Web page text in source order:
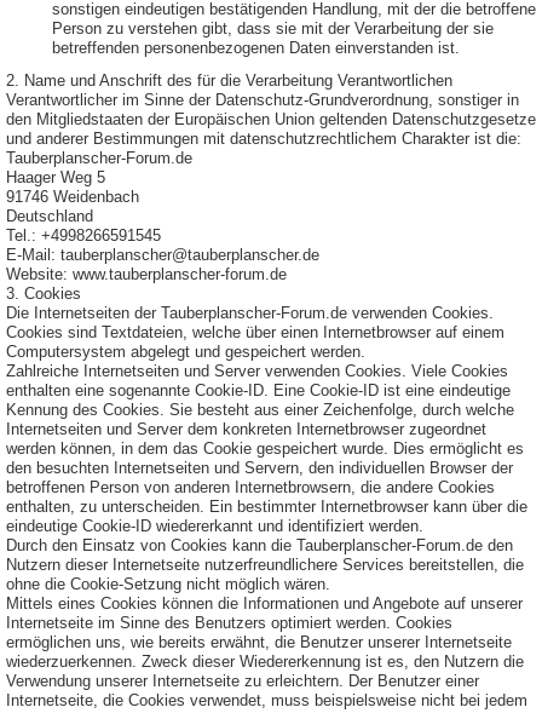
sonstigen eindeutigen bestätigenden Handlung, mit der die betroffene
Person zu verstehen gibt, dass sie mit der Verarbeitung der sie
betreffenden personenbezogenen Daten einverstanden ist.
2. Name und Anschrift des für die Verarbeitung Verantwortlichen
Verantwortlicher im Sinne der Datenschutz-Grundverordnung, sonstiger in
den Mitgliedstaaten der Europäischen Union geltenden Datenschutzgesetze
und anderer Bestimmungen mit datenschutzrechtlichem Charakter ist die:
Tauberplanscher-Forum.de
Haager Weg 5
91746 Weidenbach
Deutschland
Tel.: +4998266591545
E-Mail: tauberplanscher@tauberplanscher.de
Website: www.tauberplanscher-forum.de
3. Cookies
Die Internetseiten der Tauberplanscher-Forum.de verwenden Cookies.
Cookies sind Textdateien, welche über einen Internetbrowser auf einem
Computersystem abgelegt und gespeichert werden.
Zahlreiche Internetseiten und Server verwenden Cookies. Viele Cookies
enthalten eine sogenannte Cookie-ID. Eine Cookie-ID ist eine eindeutige
Kennung des Cookies. Sie besteht aus einer Zeichenfolge, durch welche
Internetseiten und Server dem konkreten Internetbrowser zugeordnet
werden können, in dem das Cookie gespeichert wurde. Dies ermöglicht es
den besuchten Internetseiten und Servern, den individuellen Browser der
betroffenen Person von anderen Internetbrowsern, die andere Cookies
enthalten, zu unterscheiden. Ein bestimmter Internetbrowser kann über die
eindeutige Cookie-ID wiedererkannt und identifiziert werden.
Durch den Einsatz von Cookies kann die Tauberplanscher-Forum.de den
Nutzern dieser Internetseite nutzerfreundlichere Services bereitstellen, die
ohne die Cookie-Setzung nicht möglich wären.
Mittels eines Cookies können die Informationen und Angebote auf unserer
Internetseite im Sinne des Benutzers optimiert werden. Cookies
ermöglichen uns, wie bereits erwähnt, die Benutzer unserer Internetseite
wiederzuerkennen. Zweck dieser Wiedererkennung ist es, den Nutzern die
Verwendung unserer Internetseite zu erleichtern. Der Benutzer einer
Internetseite, die Cookies verwendet, muss beispielsweise nicht bei jedem